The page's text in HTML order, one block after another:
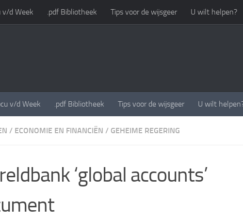
v/d Week .pdf Bibliotheek Tips voor de wijsgeer U wilt helpen?
v/d Week .pdf Bibliotheek Tips voor de wijsgeer U wilt
/ ECONOMIE EN FINANCIËN / GEHEIME REGERING
‘global accounts’